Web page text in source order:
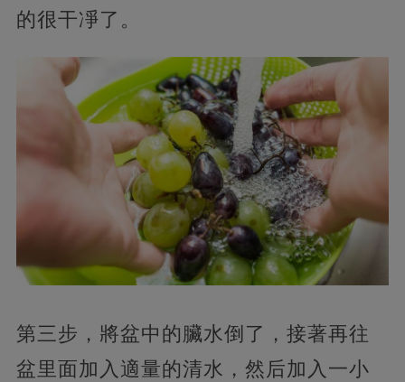
的很干凈了。
第三步，將盆中的臟水倒了，接著再往
盆里面加入適量的清水，然后加入一小